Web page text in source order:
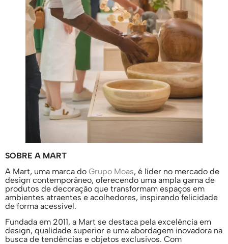
SOBRE A MART
A Mart, uma marca do Grupo Moas, é líder no mercado de
design contemporâneo, oferecendo uma ampla gama de
produtos de decoração que transformam espaços em
ambientes atraentes e acolhedores, inspirando felicidade
de forma acessível.
Fundada em 2011, a Mart se destaca pela excelência em
design, qualidade superior e uma abordagem inovadora na
busca de tendências e objetos exclusivos. Com